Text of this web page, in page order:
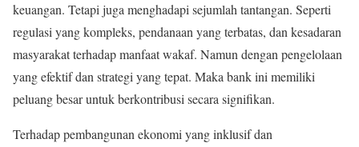
keuangan. Tetapi juga menghadapi sejumlah tantangan. Seperti
regulasi yang kompleks, pendanaan yang terbatas, dan kesadaran
masyarakat terhadap manfaat wakaf. Namun dengan pengelolaan
yang efektif dan strategi yang tepat. Maka bank ini memiliki
peluang besar untuk berkontribusi secara signifikan.
Terhadap pembangunan ekonomi yang inklusif dan